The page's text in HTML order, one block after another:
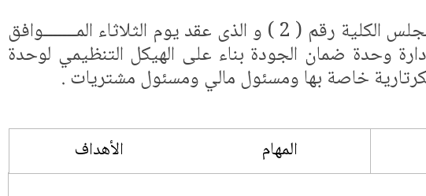
تم إنشاء وحدة ضمان الجودة بالكلية بقرار مجلس الكلية رقم ( 2 ) و الذى عقد يوم الثلاثاء المـــــــوافق
إدارة وحدة ضمان الجودة بناء على الهيكل التنظيمي لوحدة
خاصة بها ومسئول مالي ومسئول مشتريات .
المهام الأهداف